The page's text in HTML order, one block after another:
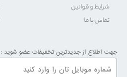
شرایط و قوانین
تماس با ما
جهت اطلاع از جدیدترین تخفیفات عضو شوید :